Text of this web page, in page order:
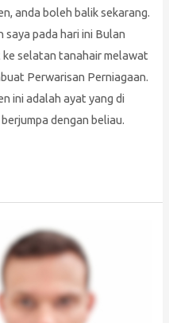
anda boleh balik sekarang.
pada hari ini Bulan
selatan tanahair melawat
Perwarisan Perniagaan.
ini adalah ayat yang di
dengan beliau.